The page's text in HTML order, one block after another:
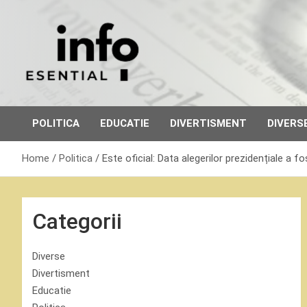
POLITICA EDUCATIE DIVERTISMENT
Home Politica Este oficial: Data alegerilor prezidențiale a
Categorii
Diverse
Divertisment
Educatie